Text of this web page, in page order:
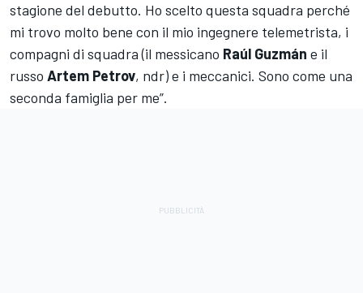
stagione del debutto. Ho scelto questa squadra perché
mi trovo molto bene con il mio ingegnere telemetrista, i
compagni di squadra (il messicano Raúl Guzmán e il
russo Artem Petrov, ndr) e i meccanici. Sono come una
seconda famiglia per me”.